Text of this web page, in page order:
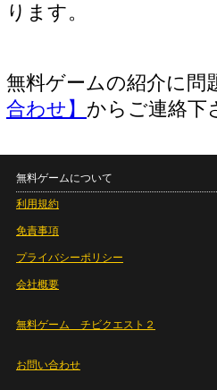
ります。
無料ゲームの紹介に問
合わせ】 からご連絡下
無料ゲームについて
利用規約
免責事項
プライバシーポリシー
会社概要
無料ゲーム チビクエスト２
お問い合わせ